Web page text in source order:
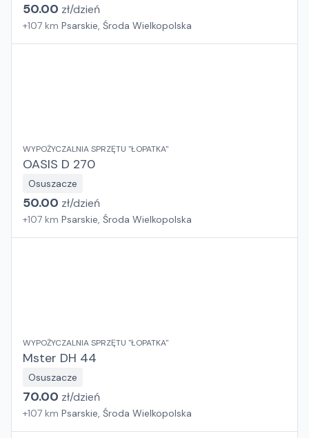
50.00 zł/dzień
+107 km Psarskie, Środa Wielkopolska
WYPOŻYCZALNIA SPRZĘTU "ŁOPATKA"
OASIS D 270
Osuszacze
50.00 zł/dzień
+107 km Psarskie, Środa Wielkopolska
WYPOŻYCZALNIA SPRZĘTU "ŁOPATKA"
Mster DH 44
Osuszacze
70.00 zł/dzień
+107 km Psarskie, Środa Wielkopolska